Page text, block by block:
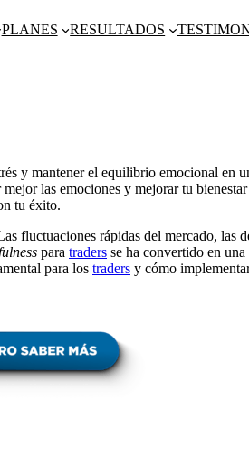
PLANES RESULTADOS
y mantener el equilibrio emocional en
las emociones y mejorar tu
tu éxito.
fluctuaciones rápidas del mercado, las
para traders se ha convertido en
para los traders y cómo